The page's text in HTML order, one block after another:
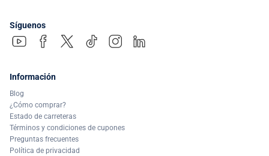
Síguenos
Información
Blog
¿Cómo comprar?
Estado de carreteras
Términos y condiciones de cupones
Preguntas frecuentes
Política de privacidad